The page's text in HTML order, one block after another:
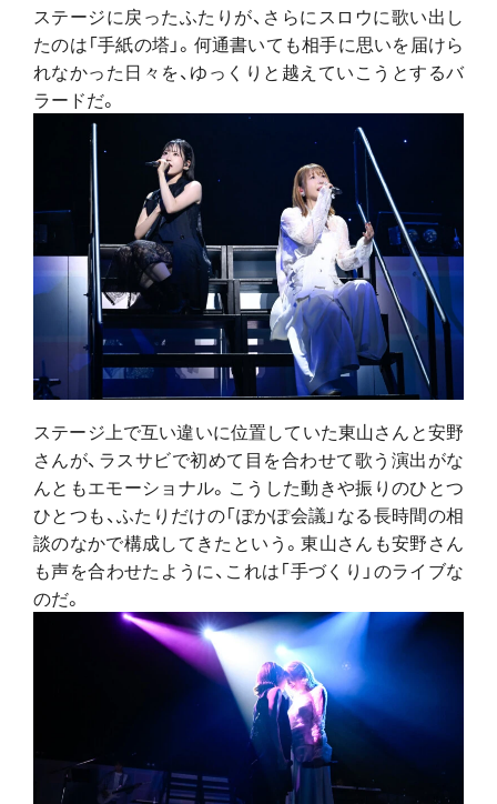
ステージに戻ったふたりが、さらにスロウに歌い出し
たのは「手紙の塔」。何通書いても相手に思いを届けら
れなかった日々を、ゆっくりと越えていこうとするバ
ラードだ。
ステージ上で互い違いに位置していた東山さんと安野
さんが、ラスサビで初めて目を合わせて歌う演出がな
んともエモーショナル。こうした動きや振りのひとつ
ひとつも、ふたりだけの「ぽかぽ会議」なる長時間の相
談のなかで構成してきたという。東山さんも安野さん
も声を合わせたように、これは「手づくり」のライブな
のだ。